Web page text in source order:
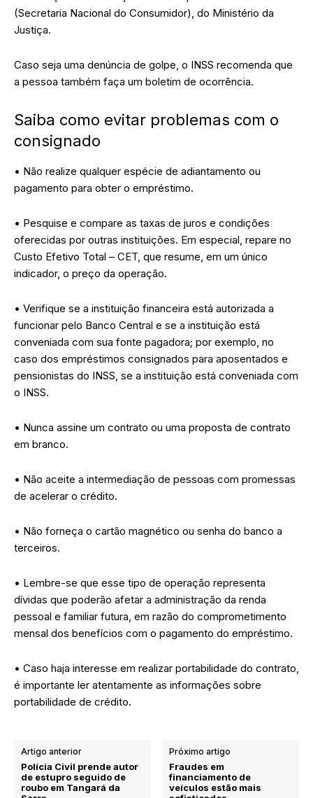
(Secretaria Nacional do Consumidor), do Ministério da
Justiça.
Caso seja uma denúncia de golpe, o INSS recomenda que
a pessoa também faça um boletim de ocorrência.
Saiba como evitar problemas com o
consignado
• Não realize qualquer espécie de adiantamento ou
pagamento para obter o empréstimo.
• Pesquise e compare as taxas de juros e condições
oferecidas por outras instituições. Em especial, repare no
Custo Efetivo Total – CET, que resume, em um único
indicador, o preço da operação.
• Verifique se a instituição financeira está autorizada a
funcionar pelo Banco Central e se a instituição está
conveniada com sua fonte pagadora; por exemplo, no
caso dos empréstimos consignados para aposentados e
pensionistas do INSS, se a instituição está conveniada com
o INSS.
• Nunca assine um contrato ou uma proposta de contrato
em branco.
• Não aceite a intermediação de pessoas com promessas
de acelerar o crédito.
• Não forneça o cartão magnético ou senha do banco a
terceiros.
• Lembre-se que esse tipo de operação representa
dívidas que poderão afetar a administração da renda
pessoal e familiar futura, em razão do comprometimento
mensal dos benefícios com o pagamento do empréstimo.
• Caso haja interesse em realizar portabilidade do contrato,
é importante ler atentamente as informações sobre
portabilidade de crédito.
Artigo anterior
Polícia Civil prende autor
de estupro seguido de
roubo em Tangará da
Próximo artigo
Fraudes em
financiamento de
veículos estão mais